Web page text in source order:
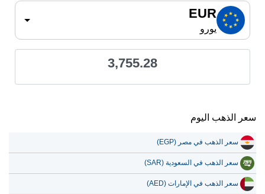
EUR
يورو
3,755.28
سعر الذهب اليوم
سعر الذهب في مصر (EGP)
سعر الذهب في السعودية (SAR)
سعر الذهب في الإمارات (AED)